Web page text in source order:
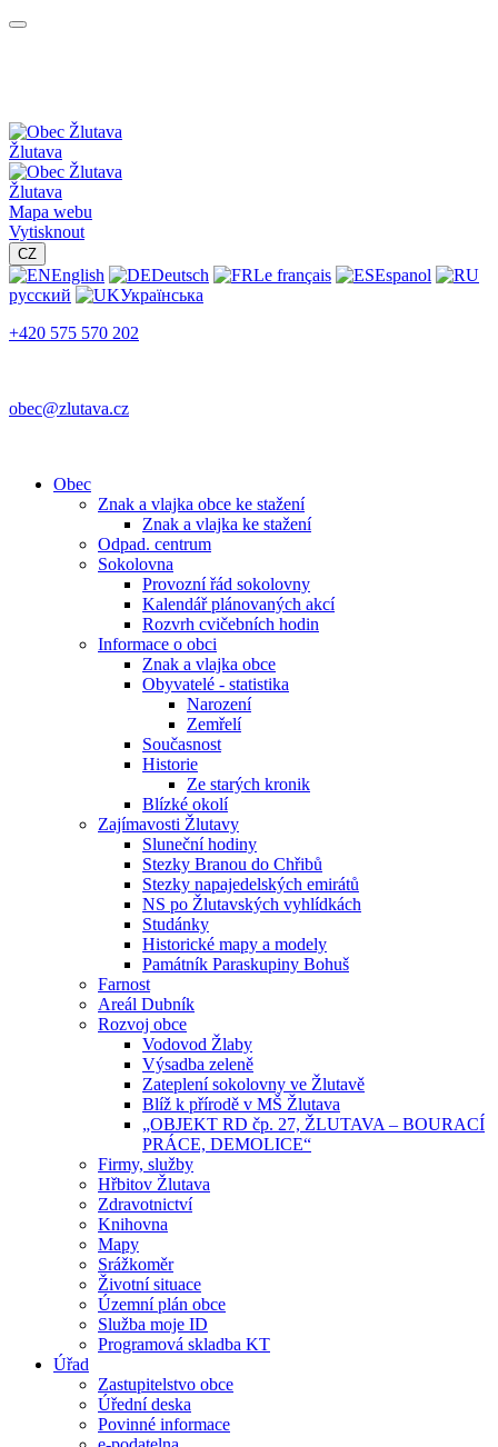
Žlutava
Žlutava
Mapa webu
Vytisknout
CZ
English Deutsch Le français
Espanol
русский
Українська
+420 575 570 202
obec@zlutava.cz
Obec
Znak a vlajka obce ke stažení
Znak a vlajka ke stažení
Odpad. centrum
Sokolovna
Provozní řád sokolovny
Kalendář plánovaných akcí
Rozvrh cvičebních hodin
Informace o obci
Znak a vlajka obce
Obyvatelé - statistika
Narození
Zemřelí
Současnost
Historie
Ze starých kronik
Blízké okolí
Zajímavosti Žlutavy
Sluneční hodiny
Stezky Branou do Chřibů
Stezky napajedelských emirátů
NS po Žlutavských vyhlídkách
Studánky
Historické mapy a modely
Památník Paraskupiny Bohuš
Farnost
Areál Dubník
Rozvoj obce
Vodovod Žlaby
Výsadba zeleně
Zateplení sokolovny ve Žlutavě
Blíž k přírodě v MŠ Žlutava
„OBJEKT RD čp. 27, ŽLUTAVA – BOURACÍ
PRÁCE, DEMOLICE“
Firmy, služby
Hřbitov Žlutava
Zdravotnictví
Knihovna
Mapy
Srážkoměr
Životní situace
Územní plán obce
Služba moje ID
Programová skladba KT
Úřad
Zastupitelstvo obce
Úřední deska
Povinné informace